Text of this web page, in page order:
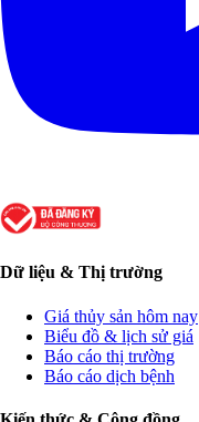
Dữ liệu & Thị trường
Giá thủy sản hôm nay
Biểu đồ & lịch sử giá
Báo cáo thị trường
Báo cáo dịch bệnh